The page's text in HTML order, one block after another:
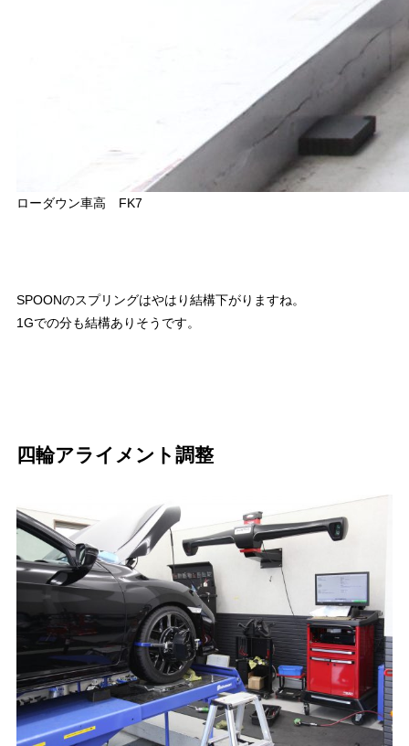
ローダウン車高 FK7
SPOONのスプリングはやはり結構下がりますね。
1Gでの分も結構ありそうです。
四輪アライメント調整